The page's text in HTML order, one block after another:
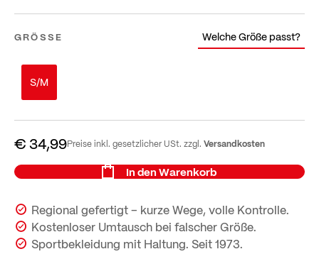
GRÖSSE Welche Größe passt?
S/M
€ 34,99Preise inkl. gesetzlicher USt. zzgl. Versandkosten
In den Warenkorb
Regional gefertigt – kurze Wege, volle Kontrolle.
Kostenloser Umtausch bei falscher Größe.
Sportbekleidung mit Haltung. Seit 1973.